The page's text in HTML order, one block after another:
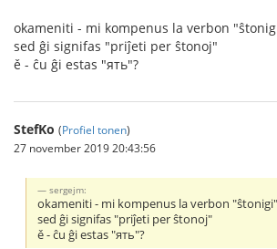
okameniti - mi kompenus la verbon
sed ĝi signifas "priĵeti per ŝtonoj"
ě - ĉu ĝi estas "ять"?
StefKo (Profiel tonen)
27 november 2019 20:43:56
sergejm:
okameniti - mi kompenus la verbon
sed ĝi signifas "priĵeti per ŝtonoj"
ě - ĉu ĝi estas "ять"?